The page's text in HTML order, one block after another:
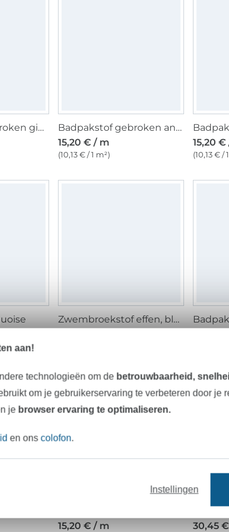
Badpakstof gebroken gipswit
Badpakstof gebroken antracietgrijs
15,20 € / m
(10,13 € / 1 m²)
15,20 €
(10,13 € /
Zwembroekstof effen, blauwpetrol
15,20 € / m
30,45
aan!
technologieën om de betrouwbaarheid,
om je gebruikerservaring te verbeteren door je
je browser ervaring te optimaliseren.
en onscolofon.
Instellingen